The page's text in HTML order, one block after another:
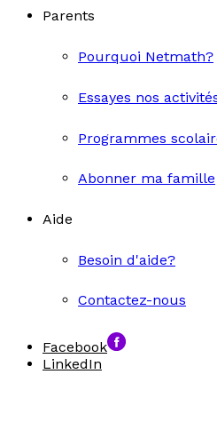
Parents
Pourquoi Netmath?
Essayes nos
Programmes
Abonner ma famille
Aide
Besoin d'aide?
Contactez-nous
Facebook
LinkedIn